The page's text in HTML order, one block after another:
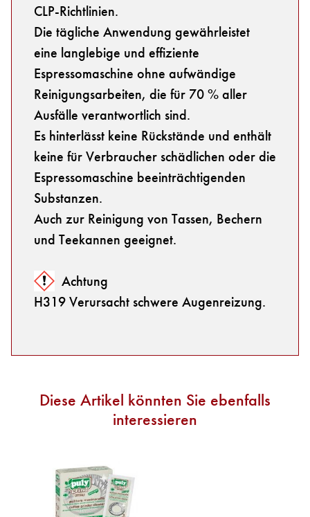
CLP-Richtlinien.
Die tägliche Anwendung gewährleistet
eine langlebige und effiziente
Espressomaschine ohne aufwändige
Reinigungsarbeiten, die für 70 % aller
Ausfälle verantwortlich sind.
Es hinterlässt keine Rückstände und enthält
keine für Verbraucher schädlichen oder die
Espressomaschine beeinträchtigenden
Substanzen.
Auch zur Reinigung von Tassen, Bechern
und Teekannen geeignet.
Achtung
H319 Verursacht schwere Augenreizung.
Diese Artikel könnten Sie ebenfalls
interessieren